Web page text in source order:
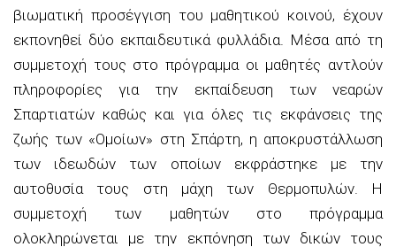
βιωματική προσέγγιση του μαθητικού κοινού, έχουν
εκπονηθεί δύο εκπαιδευτικά φυλλάδια. Μέσα από τη
συμμετοχή τους στο πρόγραμμα οι μαθητές αντλούν
πληροφορίες για την εκπαίδευση των νεαρών
Σπαρτιατών καθώς και για όλες τις εκφάνσεις της
ζωής των «Ομοίων» στη Σπάρτη, η αποκρυστάλλωση
των ιδεωδών των οποίων εκφράστηκε με την
αυτοθυσία τους στη μάχη των Θερμοπυλών. Η
συμμετοχή των μαθητών στο πρόγραμμα
ολοκληρώνεται με την εκπόνηση των δικών τους